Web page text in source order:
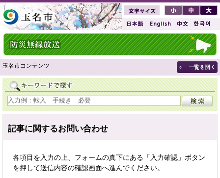
玉名市コンテンツ
記事に関するお問い合わせ
各項目を入力の上、フォームの真下にある「入力確認」ボタン
を押して送信内容の確認画面へ進んでください。